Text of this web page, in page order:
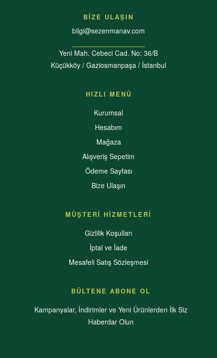
BİZE ULAŞIN
bilgi@sezenmanav.com
Yeni Mah. Cebeci Cad. No: 36/B
Küçükköy / Gaziosmanpaşa / İstanbul
HIZLI MENÜ
Kurumsal
Hesabım
Mağaza
Alışveriş Sepetim
Ödeme Sayfası
Bize Ulaşın
MÜŞTERİ HİZMETLERİ
Gizlilik Koşulları
İptal ve İade
Mesafeli Satış Sözleşmesi
BÜLTENE ABONE OL
Kampanyalar, İndirimler ve Yeni Ürünlerden İlk Siz
Haberdar Olun